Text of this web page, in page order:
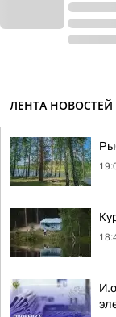
ЛЕНТА НОВОСТЕЙ